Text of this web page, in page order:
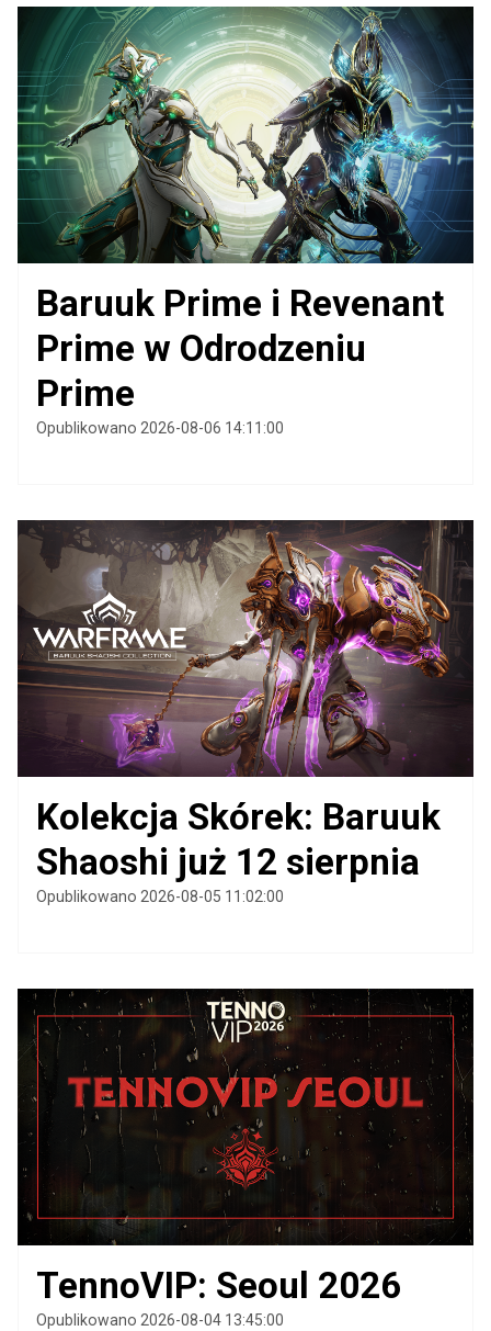
Baruuk Prime i Revenant
Prime w Odrodzeniu
Prime
Opublikowano 2026-08-06 14:11:00
Kolekcja Skórek: Baruuk
Shaoshi już 12 sierpnia
Opublikowano 2026-08-05 11:02:00
TennoVIP: Seoul 2026
Opublikowano 2026-08-04 13:45:00